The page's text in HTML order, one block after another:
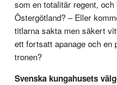
som en totalitär regent,
Östergötland? – Eller
titlarna sakta men säkert
ett fortsatt apanage och en
tronen?
Svenska kungahusets